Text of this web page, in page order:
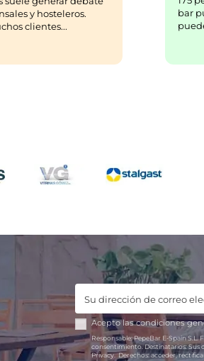
y hosteleros.
clientes...
bar
Acepto lascondiciones
Responsable:PepeBar E-Spain S.L.
consentimiento.Destinatarios:Sus
Privacy.Derechos:acceder,